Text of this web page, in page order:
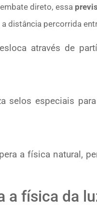
direto, essa
distância percorrida
através de
selos especiais
a física natural,
a física da